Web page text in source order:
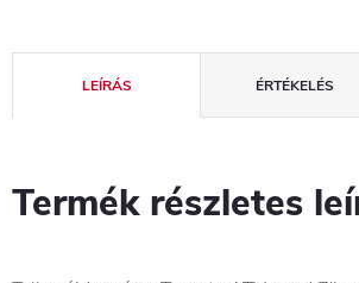
LEÍRÁS ÉRTÉKELÉS
Termék részletes